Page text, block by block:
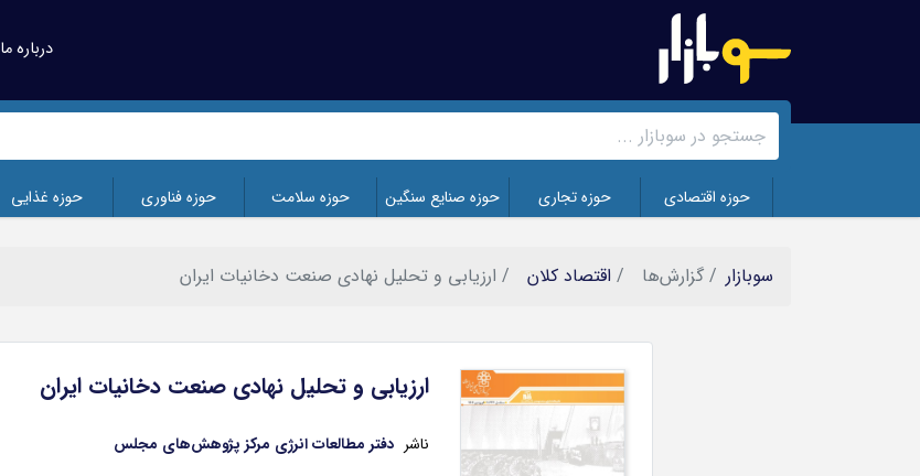
درباره ما
حوزه اقتصادی حوزه تجاری حوزه صنایع سنگین حوزه سلامت حوزه فناوری حوزه غذایی
سوبازار گزارش‌ها اقتصاد کلان ارزیابی و تحلیل نهادی صنعت دخانیات ایران
تصویر ارزیابی و تحلیل نهادی صنعت دخانیات ایران
ناشر دفتر مطالعات انرژی مرکز پژوهش‌های مجلس